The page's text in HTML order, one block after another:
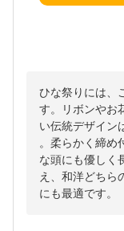
ひな祭りには、
す。リボンやお
い伝統デザイン
。柔らかく締め
な頭にも優しく
え、和洋どちら
にも最適です。